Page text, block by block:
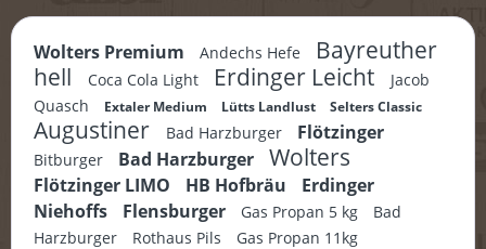
Wolters Premium Andechs Hefe
Bayreuther
hell
Coca Cola Light Erdinger Leicht
Jacob
Quasch
Extaler Medium Lütts Landlust Selters Classic
Augustiner Bad Harzburger Flötzinger
Bitburger Bad Harzburger Wolters
Flötzinger LIMO HB Hofbräu
Erdinger
Niehoffs
Flensburger Gas Propan 5 kg
Bad
Harzburger
Rothaus Pils Gas Propan 11kg